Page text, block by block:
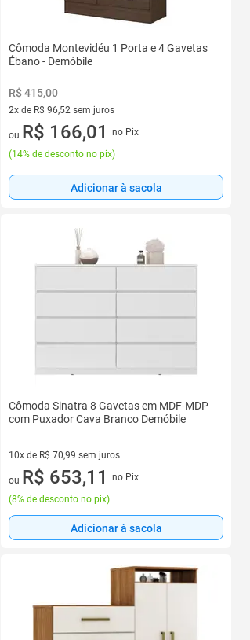
Cômoda Montevidéu 1 Porta e 4 Gavetas
Ébano - Demóbile
R$ 415,00
2x de R$ 96,52 sem juros
2 vez de R$ 96,52 sem juros
ou R$ 166,01
no Pix
(14% de desconto no pix)
Adicionar à sacola
Cômoda Sinatra 8 Gavetas em MDF-MDP
com Puxador Cava Branco Demóbile
10x de R$ 70,99 sem juros
10 vez de R$ 70,99 sem juros
ou R$ 653,11
no Pix
(8% de desconto no pix)
Adicionar à sacola